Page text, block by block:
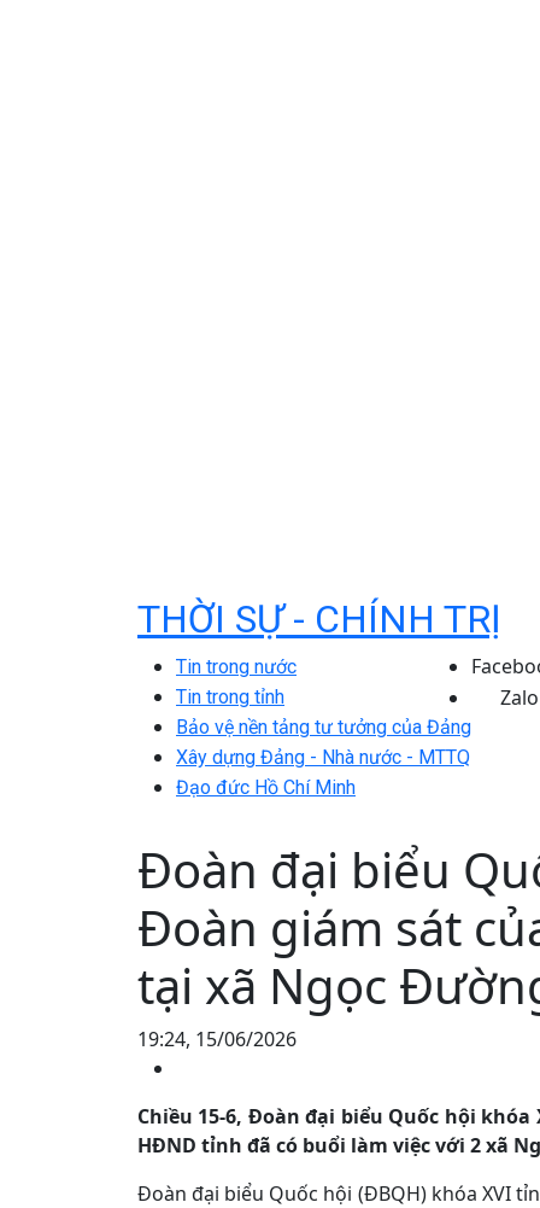
THỜI SỰ - CHÍNH TRỊ
Tin trong nước
Tin trong tỉnh
Bảo vệ nền tảng tư tưởng của Đảng
Xây dựng Đảng - Nhà nước - MTTQ
Đạo đức Hồ Chí Minh
Zalo
Đoàn đại biểu
Đoàn giám sát
tại xã Ngọc
19:24, 15/06/2026
Chiều 15-6, Đoàn đại biểu Quốc hội
HĐND tỉnh đã có buổi làm việc với 2 xã
Đoàn đại biểu Quốc hội (ĐBQH) khóa XVI